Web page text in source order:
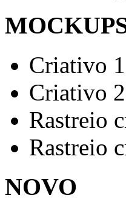
Criativo 1
Criativo 2
Rastreio
Rastreio
NOVO